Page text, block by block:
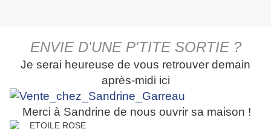
ENVIE D'UNE P'TITE SORTIE ?
Je serai heureuse de vous retrouver demain
après-midi ici
Merci à Sandrine de nous ouvrir sa maison !